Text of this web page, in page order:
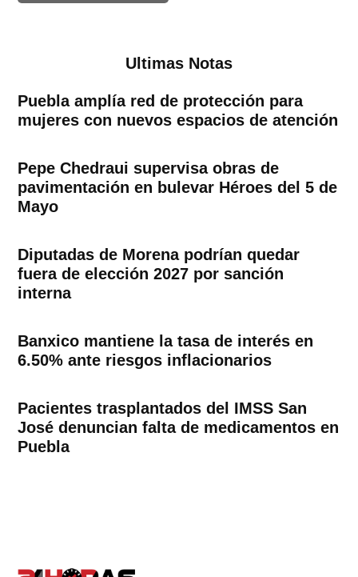
Ultimas Notas
Puebla amplía red de protección para
mujeres con nuevos espacios de atención
Pepe Chedraui supervisa obras de
pavimentación en bulevar Héroes del 5 de
Mayo
Diputadas de Morena podrían quedar
fuera de elección 2027 por sanción
interna
Banxico mantiene la tasa de interés en
6.50% ante riesgos inflacionarios
Pacientes trasplantados del IMSS San
José denuncian falta de medicamentos en
Puebla